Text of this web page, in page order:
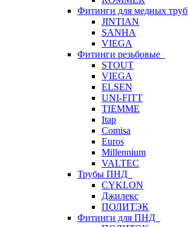
Фитинги для медных труб
JINTIAN
SANHA
VIEGA
Фитинги резьбовые
STOUT
VIEGA
ELSEN
UNI-FITT
TIEMME
Itap
Comisa
Euros
Millennium
VALTEC
Трубы ПНД
CYKLON
Джилекс
ПОЛИТЭК
Фитинги для ПНД